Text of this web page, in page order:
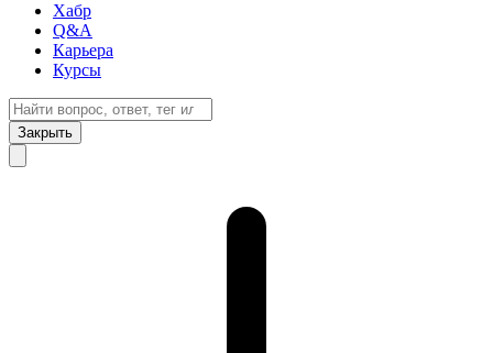
Хабр
Q&A
Карьера
Курсы
Закрыть